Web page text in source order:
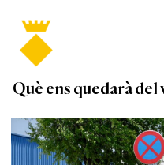
Què ens quedarà